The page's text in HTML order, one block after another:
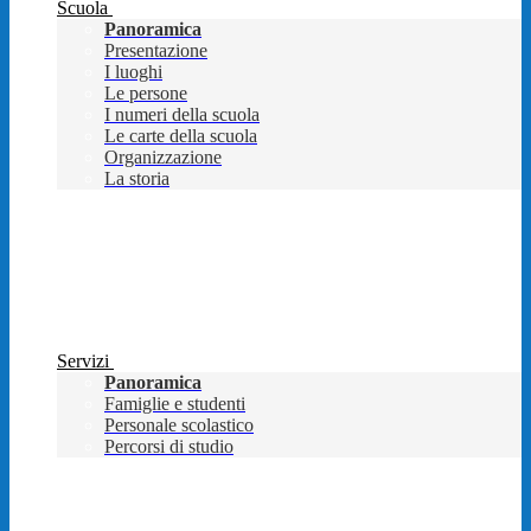
Scuola
Panoramica
Presentazione
I luoghi
Le persone
I numeri della scuola
Le carte della scuola
Organizzazione
La storia
Servizi
Panoramica
Famiglie e studenti
Personale scolastico
Percorsi di studio